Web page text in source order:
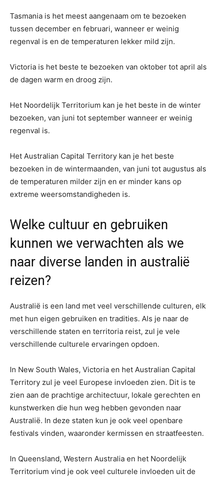
Tasmania is het meest aangenaam om te bezoeken
tussen december en februari, wanneer er weinig
regenval is en de temperaturen lekker mild zijn.
Victoria is het beste te bezoeken van oktober tot april als
de dagen warm en droog zijn.
Het Noordelijk Territorium kan je het beste in de winter
bezoeken, van juni tot september wanneer er weinig
regenval is.
Het Australian Capital Territory kan je het beste
bezoeken in de wintermaanden, van juni tot augustus als
de temperaturen milder zijn en er minder kans op
extreme weersomstandigheden is.
Welke cultuur en gebruiken
kunnen we verwachten als we
naar diverse landen in australië
reizen?
Australië is een land met veel verschillende culturen, elk
met hun eigen gebruiken en tradities. Als je naar de
verschillende staten en territoria reist, zul je vele
verschillende culturele ervaringen opdoen.
In New South Wales, Victoria en het Australian Capital
Territory zul je veel Europese invloeden zien. Dit is te
zien aan de prachtige architectuur, lokale gerechten en
kunstwerken die hun weg hebben gevonden naar
Australië. In deze staten kun je ook veel openbare
festivals vinden, waaronder kermissen en straatfeesten.
In Queensland, Western Australia en het Noordelijk
Territorium vind je ook veel culturele invloeden uit de